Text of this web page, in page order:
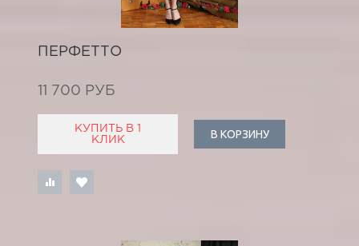
ПЕРФЕТТО
11 700 РУБ
КУПИТЬ В 1
КЛИК
В КОРЗИНУ